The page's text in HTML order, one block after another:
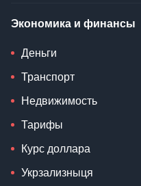
Экономика и финансы
Деньги
Транспорт
Недвижимость
Тарифы
Курс доллара
Укрзализныця